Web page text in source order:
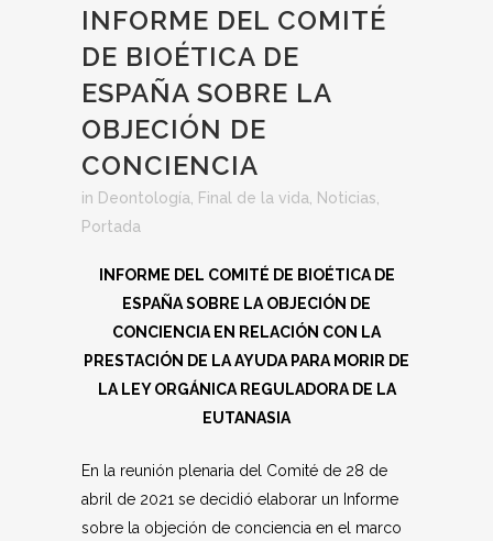
INFORME DEL COMITÉ
DE BIOÉTICA DE
ESPAÑA SOBRE LA
OBJECIÓN DE
CONCIENCIA
in Deontología Final de la vida Noticias
Portada
INFORME DEL COMITÉ DE BIOÉTICA DE
ESPAÑA SOBRE LA OBJECIÓN DE
CONCIENCIA EN RELACIÓN CON LA
PRESTACIÓN DE LA AYUDA PARA MORIR DE
LA LEY ORGÁNICA REGULADORA DE LA
EUTANASIA
En la reunión plenaria del Comité de 28 de
abril de 2021 se decidió elaborar un Informe
sobre la objeción de conciencia en el marco